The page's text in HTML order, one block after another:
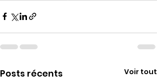
Posts récents Voir tout